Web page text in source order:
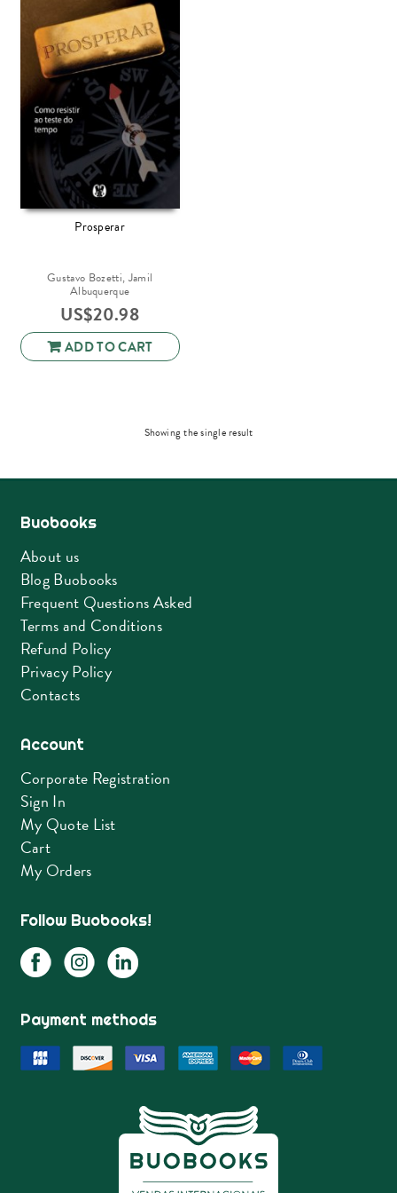
Prosperar
Gustavo Bozetti, Jamil
Albuquerque
US$20.98
ADD TO CART
Showing the single result
Buobooks
About us
Blog Buobooks
Frequent Questions Asked
Terms and Conditions
Refund Policy
Privacy Policy
Contacts
Account
Corporate Registration
Sign In
My Quote List
Cart
My Orders
Follow Buobooks!
Payment methods